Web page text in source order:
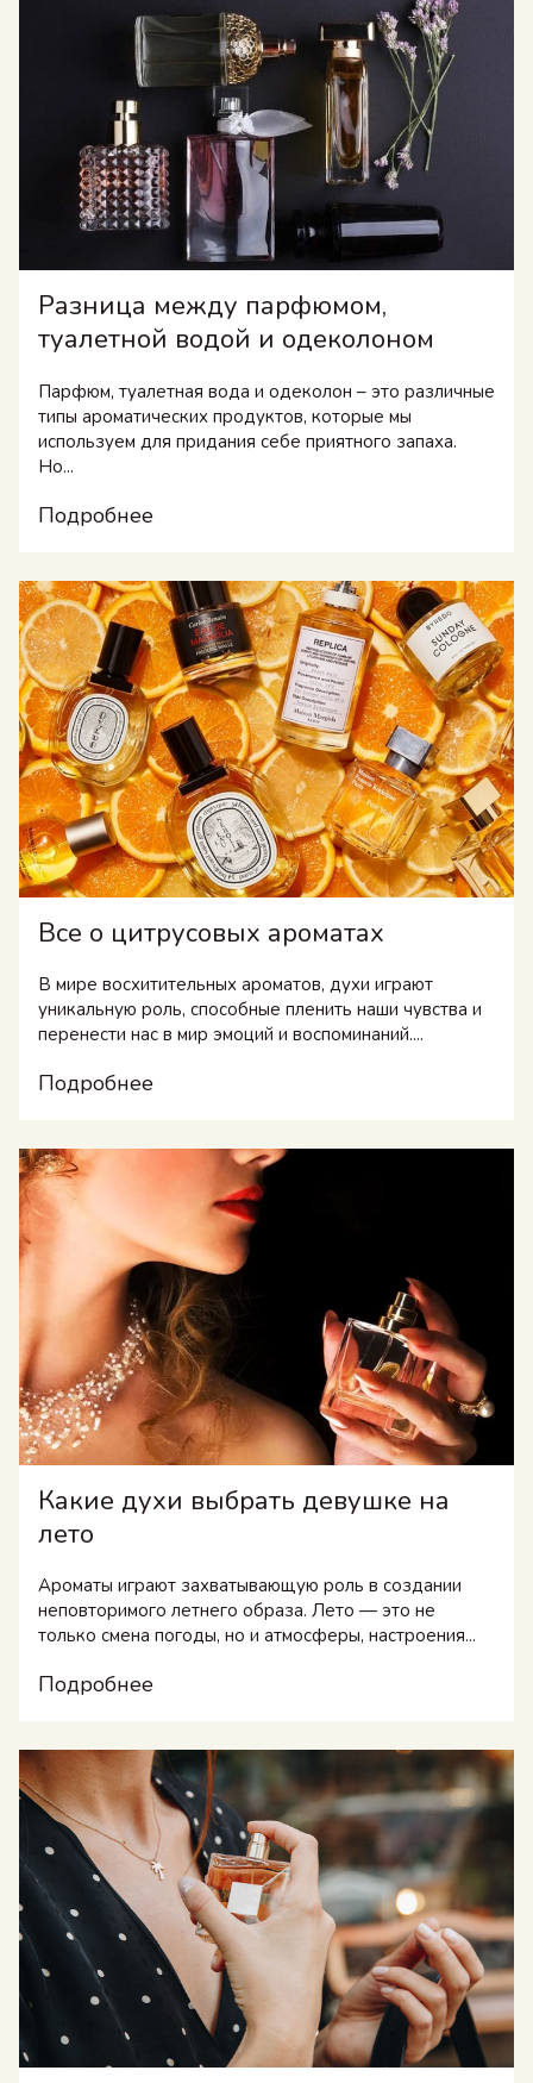
Разница между парфюмом,
туалетной водой и одеколоном
Парфюм, туалетная вода и одеколон – это различные
типы ароматических продуктов, которые мы
используем для придания себе приятного запаха.
Но...
Подробнее
Все о цитрусовых ароматах
В мире восхитительных ароматов, духи играют
уникальную роль, способные пленить наши чувства и
перенести нас в мир эмоций и воспоминаний....
Подробнее
Какие духи выбрать девушке на
лето
Ароматы играют захватывающую роль в создании
неповторимого летнего образа. Лето — это не
только смена погоды, но и атмосферы, настроения...
Подробнее